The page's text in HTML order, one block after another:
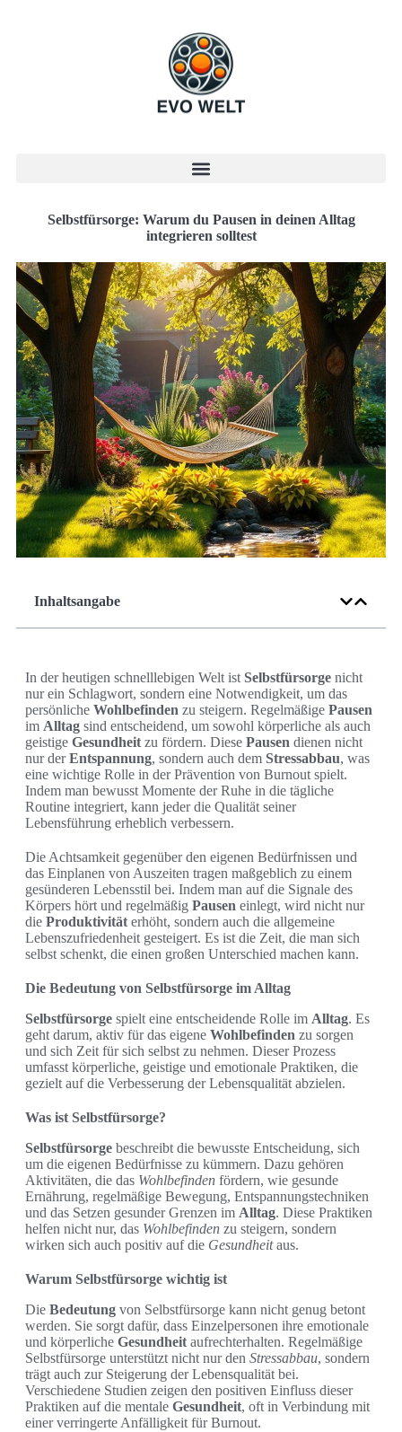
Selbstfürsorge: Warum du Pausen in deinen Alltag
integrieren solltest
Inhaltsangabe
In der heutigen schnelllebigen Welt ist Selbstfürsorge nicht
nur ein Schlagwort, sondern eine Notwendigkeit, um das
persönliche Wohlbefinden zu steigern. Regelmäßige Pausen
im Alltag sind entscheidend, um sowohl körperliche als auch
geistige Gesundheit zu fördern. Diese Pausen dienen nicht
nur derEntspannung, sondern auch dem Stressabbau, was
eine wichtige Rolle in der Prävention von Burnout spielt.
Indem man bewusst Momente der Ruhe in die tägliche
Routine integriert, kann jeder die Qualität seiner
Lebensführung erheblich verbessern.
Die Achtsamkeit gegenüber den eigenen Bedürfnissen und
das Einplanen von Auszeiten tragen maßgeblich zu einem
gesünderen Lebensstil bei. Indem man auf die Signale des
Körpers hört und regelmäßig Pausen einlegt, wird nicht nur
die Produktivität erhöht, sondern auch die allgemeine
Lebenszufriedenheit gesteigert. Es ist die Zeit, die man sich
selbst schenkt, die einen großen Unterschied machen kann.
Die Bedeutung von Selbstfürsorge im Alltag
Selbstfürsorge spielt eine entscheidende Rolle im Alltag. Es
geht darum, aktiv für das eigene Wohlbefinden zu sorgen
und sich Zeit für sich selbst zu nehmen. Dieser Prozess
umfasst körperliche, geistige und emotionale Praktiken, die
gezielt auf die Verbesserung der Lebensqualität abzielen.
Was ist Selbstfürsorge?
Selbstfürsorge beschreibt die bewusste Entscheidung, sich
um die eigenen Bedürfnisse zu kümmern. Dazu gehören
Aktivitäten, die das Wohlbefinden fördern, wie gesunde
Ernährung, regelmäßige Bewegung, Entspannungstechniken
und das Setzen gesunder Grenzen im Alltag. Diese Praktiken
helfen nicht nur, das Wohlbefinden zu steigern, sondern
wirken sich auch positiv auf die Gesundheitaus.
Warum Selbstfürsorge wichtig ist
Die Bedeutung von Selbstfürsorge kann nicht genug betont
werden. Sie sorgt dafür, dass Einzelpersonen ihre emotionale
und körperliche Gesundheit aufrechterhalten. Regelmäßige
Selbstfürsorge unterstützt nicht nur den Stressabbau, sondern
trägt auch zur Steigerung der Lebensqualität bei.
Verschiedene Studien zeigen den positiven Einfluss dieser
Praktiken auf die mentale Gesundheit, oft in Verbindung mit
einer verringerte Anfälligkeit für Burnout.